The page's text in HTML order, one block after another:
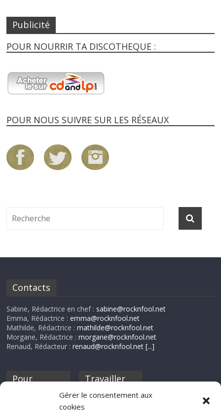
Gérer le consentement aux
cookies
Publicité
POUR NOURRIR TA DISCOTHEQUE :
POUR NOUS SUIVRE SUR LES RÉSEAUX
Contacts
Sabine, Rédactrice en chef : sabine@rocknfool.net
Emma, Rédactrice :emma@rocknfool.net
Mathilde, Rédactrice :mathilde@rocknfool.net
Morgane, Rédactrice :morgane@rocknfool.net
Renaud, Rédacteur :renaud@rocknfool.net [...]
Pour
discothèque
Travailler
Si tu souhaites